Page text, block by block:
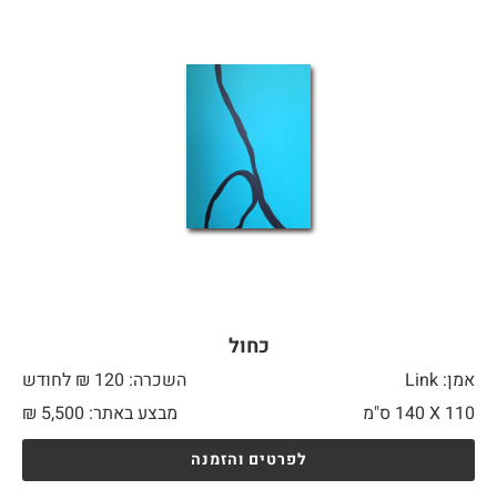
כחול
אמן: Link
השכרה: 120 ₪ לחודש
110 X
מבצע באתר: ₪ 5,500
לפרטים והזמנה